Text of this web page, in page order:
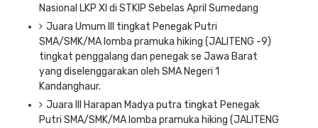
Nasional LKP XI di STKIP Sebelas April Sumedang
Juara Umum III tingkat Penegak Putri
SMA/SMK/MA lomba pramuka hiking (JALITENG -9)
tingkat penggalang dan penegak se Jawa Barat
yang diselenggarakan oleh SMA Negeri 1
Kandanghaur.
Juara III Harapan Madya putra tingkat Penegak
Putri SMA/SMK/MA lomba pramuka hiking (JALITENG